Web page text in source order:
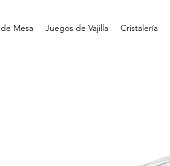
Mesa Juegos de Vajilla Cristalería